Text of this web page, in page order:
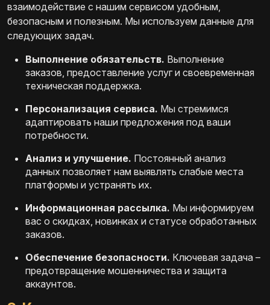
взаимодействие с нашим сервисом удобным,
безопасным и полезным. Мы используем данные для
следующих задач.
Выполнение обязательств. Выполнение
заказов, предоставление услуг и своевременная
техническая поддержка.
Персонализация сервиса. Мы стремимся
адаптировать наши предложения под ваши
потребности.
Анализ и улучшение. Постоянный анализ
данных позволяет нам выявлять слабые места
платформы и устранять их.
Информационная рассылка. Мы информируем
вас о скидках, новинках и статусе обработанных
заказов.
Обеспечение безопасности. Ключевая задача –
предотвращение мошенничества и защита
аккаунтов.